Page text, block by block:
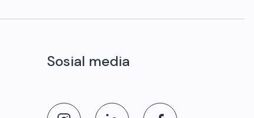
Sosial media